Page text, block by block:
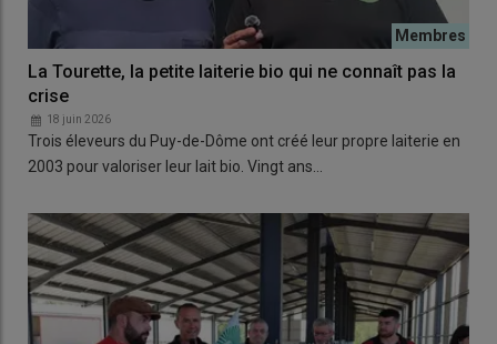
La Tourette, la petite laiterie bio qui ne connaît pas la
crise
18 juin 2026
Trois éleveurs du Puy-de-Dôme ont créé leur propre laiterie en
2003 pour valoriser leur lait bio. Vingt ans…